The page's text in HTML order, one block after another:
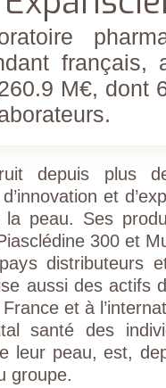
FRANÇAISE
(CESPHARM)
COFEMER
ENSEIGNANTS
MÉDECINE
ET DE
RÉADAPTATION
CONSEIL
DES
THERMAUX
CONSEIL
DE L’ORDRE DES
MASSEURS-
INSTITUT UPSA
LA DOULEUR
ORDRE
DES PÉDICURES-
PODOLOGUES
SOCIÉTÉ
DE MÉDECINE
PHYSIQUE ET DE
RÉADAPTATION
SOCIÉTÉ
DE CHIRURGIE
M€, dont
depuis plus
et
peau. Ses
300 et
distributeurs
aussi des actifs
et à
santé des
leur peau, est,
groupe.